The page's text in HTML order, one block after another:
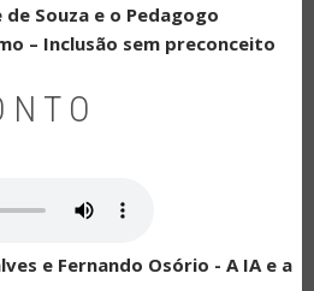
Souza e o Pedagogo
– Inclusão sem preconceito
e Fernando Osório - A IA e a